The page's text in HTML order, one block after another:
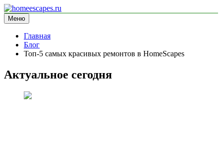
Перейти
к
содержимому
homeescapes.ru
информационный сайт
Меню
Главная
Блог
Топ-5 самых красивых ремонтов в HomeScapes
Актуальное сегодня